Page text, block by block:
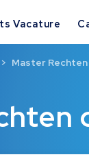
Vacature
Master